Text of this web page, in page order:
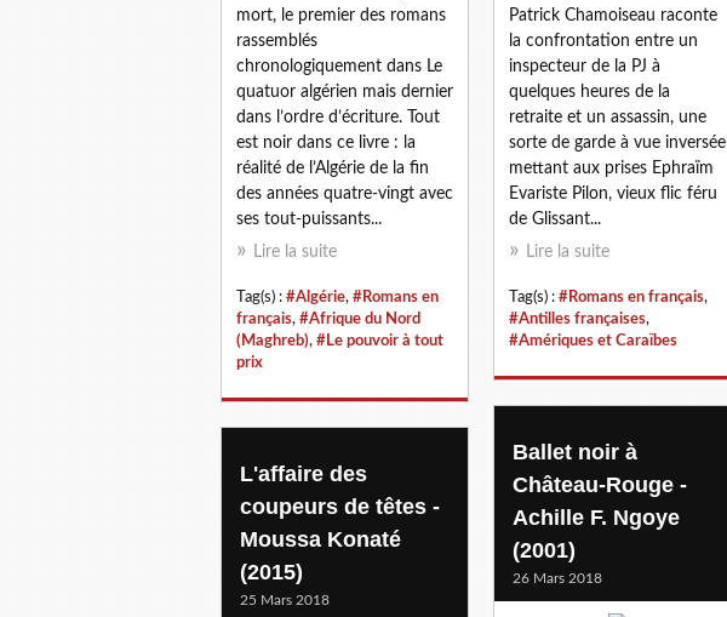
mort, le premier des romans
rassemblés
chronologiquement dans Le
quatuor algérien mais dernier
dans l’ordre d’écriture. Tout
est noir dans ce livre : la
réalité de l’Algérie de la fin
des années quatre-vingt avec
ses tout-puissants...
Lire la suite
Tag(s) : #Algérie, #Romans en
français, #Afrique du Nord
(Maghreb), #Le pouvoir à tout
prix
Patrick Chamoiseau raconte
la confrontation entre un
inspecteur de la PJ à
quelques heures de la
retraite et un assassin, une
sorte de garde à vue inversée
mettant aux prises Ephraïm
Evariste Pilon, vieux flic féru
de Glissant...
Lire la suite
Tag(s) : #Romans en français,
#Antilles françaises,
#Amériques et Caraïbes
Ballet noir à
Château-Rouge -
Achille F. Ngoye
(2001)
26 Mars 2018
L'affaire des
coupeurs de têtes -
Moussa Konaté
(2015)
25 Mars 2018